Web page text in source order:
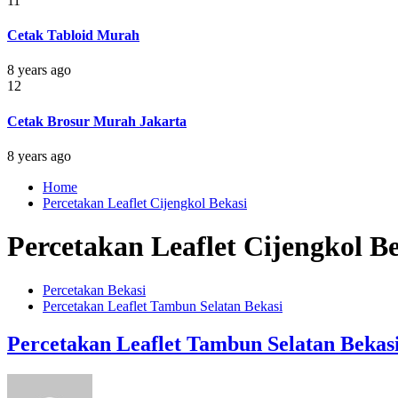
Cetak Tabloid Murah
8 years ago
12
Cetak Brosur Murah Jakarta
8 years ago
Home
Percetakan Leaflet Cijengkol Bekasi
Percetakan Leaflet Cijengkol
Percetakan Bekasi
Percetakan Leaflet Tambun Selatan Bekasi
Percetakan Leaflet Tambun Selatan